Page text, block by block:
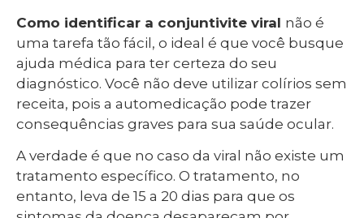
Como identificar a conjuntivite viral não é
uma tarefa tão fácil, o ideal é que você busque
ajuda médica para ter certeza do seu
diagnóstico. Você não deve utilizar colírios sem
receita, pois a automedicação pode trazer
consequências graves para sua saúde ocular.
A verdade é que no caso da viral não existe um
tratamento específico. O tratamento, no
entanto, leva de 15 a 20 dias para que os